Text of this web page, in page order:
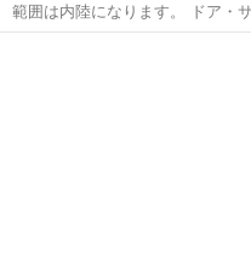
範囲は内陸になります。 ドア・サッシの交換・修理お任せください！
「開け閉めが重い」「すき間風